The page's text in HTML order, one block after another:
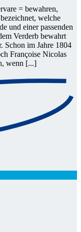
= bewahren,
welche
und einer passenden
Verderb bewahrt
Schon im Jahre 1804
Françoise Nicolas
wenn [...]